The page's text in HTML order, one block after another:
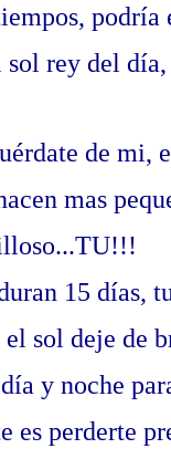
rey del
de mi,
mas
15 días,
sol deje de
y noche
es perderte